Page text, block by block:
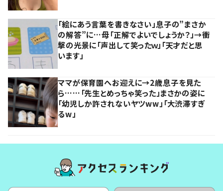
「絵にあう言葉を書きなさい」息子の”まさか
の解答”に…母「正解でよいでしょうか？」→衝
撃の光景に「声出して笑ったｗ」「天才だと思
います」
ママが保育園へお迎えに→2歳息子を見た
ら……「先生とめっちゃ笑った」まさかの姿に
「幼児しか許されないヤツww」「大渋滞すぎ
るw」